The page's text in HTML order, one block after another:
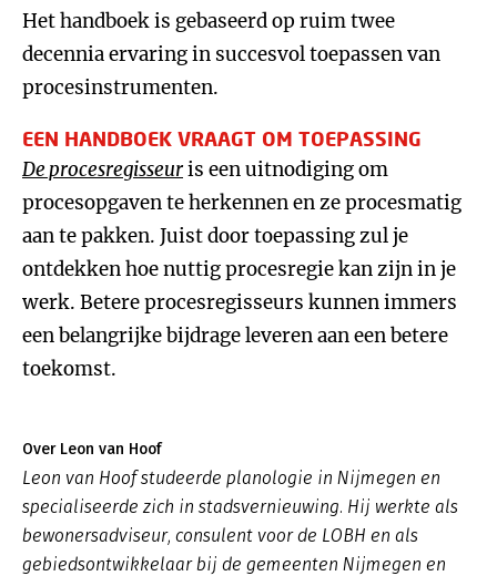
Het handboek is gebaseerd op ruim twee
decennia ervaring in succesvol toepassen van
procesinstrumenten.
EEN HANDBOEK VRAAGT OM TOEPASSING
De procesregisseuris een uitnodiging om
procesopgaven te herkennen en ze procesmatig
aan te pakken. Juist door toepassing zul je
ontdekken hoe nuttig procesregie kan zijn in je
werk. Betere procesregisseurs kunnen immers
een belangrijke bijdrage leveren aan een betere
toekomst.
Over Leon van Hoof
Leon van Hoof studeerde planologie in Nijmegen en
specialiseerde zich in stadsvernieuwing. Hij werkte als
bewonersadviseur, consulent voor de LOBH en als
gebiedsontwikkelaar bij de gemeenten Nijmegen en